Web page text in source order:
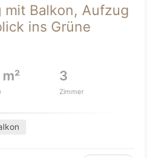
Balkon, Aufzug
ins Grüne
3
Zimmer